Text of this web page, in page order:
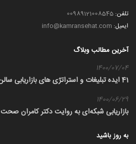
تلفن:
ایمیل:
آخرین مطالب وبلاگ
1400/07/04
41 ایده تبلیغات و استراتژی های بازاریابی سالن زیبایی سال جاری
1400/06/29
بازاریابی شبکه‌ای به روایت دکتر کامران صحت
به روز باشید